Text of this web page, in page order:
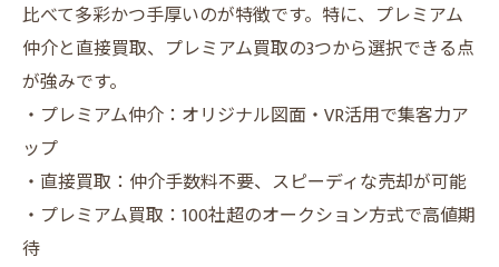
比べて多彩かつ手厚いのが特徴です。特に、プレミアム
仲介と直接買取、プレミアム買取の3つから選択できる点
が強みです。
・プレミアム仲介：オリジナル図面・VR活用で集客力ア
ップ
・直接買取：仲介手数料不要、スピーディな売却が可能
・プレミアム買取：100社超のオークション方式で高値期
待